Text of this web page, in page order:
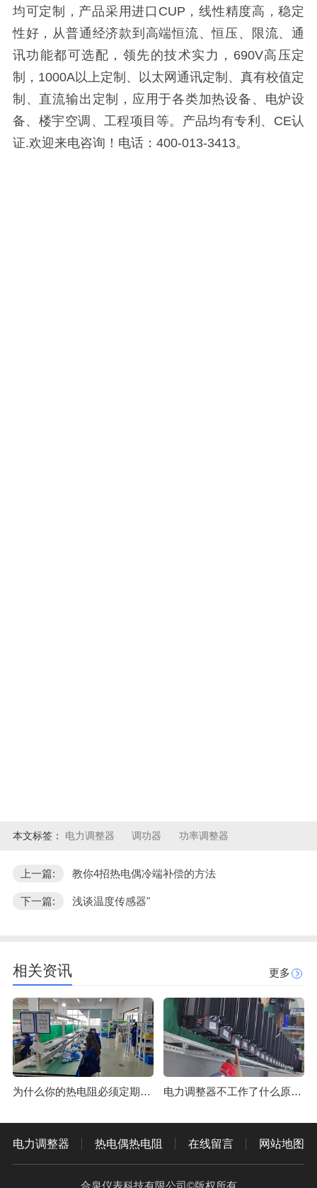
均可定制，产品采用进口CUP，线性精度高，稳定
性好，从普通经济款到高端恒流、恒压、限流、通
讯功能都可选配，领先的技术实力，690V高压定
制，1000A以上定制、以太网通讯定制、真有校值定
制、直流输出定制，应用于各类加热设备、电炉设
备、楼宇空调、工程项目等。产品均有专利、CE认
证.欢迎来电咨询！电话：400-013-3413。
本文标签： 电力调整器 调功器 功率调整器
上一篇: 教你4招热电偶冷端补偿的方法
下一篇: 浅谈温度传感器"
相关资讯 更多
为什么你的热电阻必须定期校准？ 电力调整器不工作了什么原因？
电力调整器 热电偶热电阻 在线留言 网站地图
合泉仪表科技有限公司©版权所有